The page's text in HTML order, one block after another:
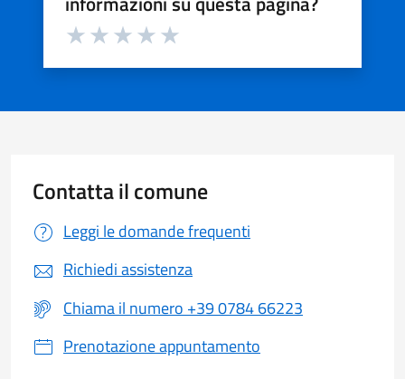
Valuta da 1 a 5 stelle la pagina
Contatta il comune
Leggi le domande frequenti
Richiedi assistenza
Chiama il numero +39 0784 66223
Prenotazione appuntamento